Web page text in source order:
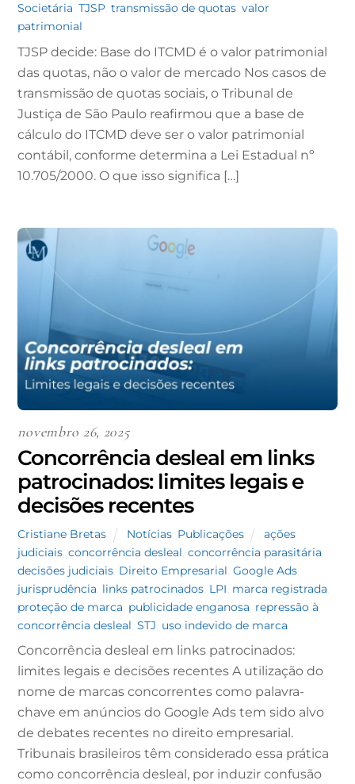
Societária ,TJSP ,transmissão de quotas ,valor
patrimonial
TJSP decide: Base do ITCMD é o valor patrimonial
das quotas, não o valor de mercado Nos casos de
transmissão de quotas sociais, o Tribunal de
Justiça de São Paulo reafirmou que a base de
cálculo do ITCMD deve ser o valor patrimonial
contábil, conforme determina a Lei Estadual nº
10.705/2000. O que isso significa […]
novembro 26, 2025
Concorrência desleal em links
patrocinados: limites legais e
decisões recentes
Cristiane Bretas Notícias, Publicações
ações
judiciais ,concorrência desleal ,concorrência parasitária
decisões judiciais Direito Empresarial ,Google Ads
jurisprudência links patrocinados LPI marca registrada
proteção de marca publicidade enganosa repressão à
concorrência desleal ,STJ uso indevido de marca
Concorrência desleal em links patrocinados:
limites legais e decisões recentes A utilização do
nome de marcas concorrentes como palavra-
chave em anúncios do Google Ads tem sido alvo
de debates recentes no direito empresarial.
Tribunais brasileiros têm considerado essa prática
como concorrência desleal, por induzir confusão